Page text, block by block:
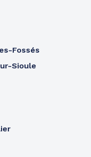
Fossés
Sioule